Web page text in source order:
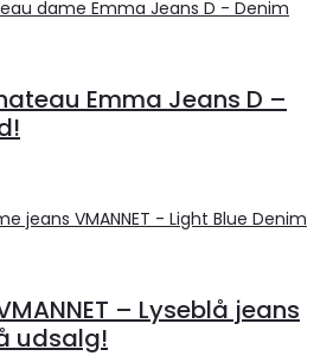
Emma Jeans D –
– Lyseblå jeans
udsalg!